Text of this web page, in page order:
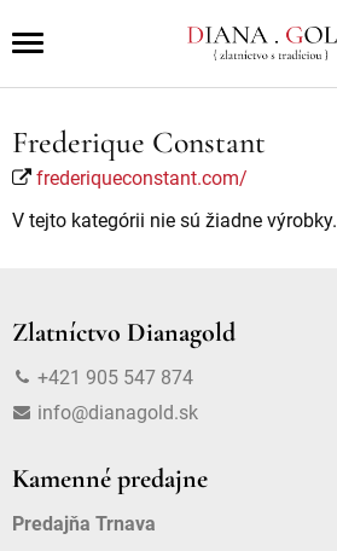
Frederique Constant
frederiqueconstant.com/
V tejto kategórii nie sú žiadne výrobky.
Zlatníctvo Dianagold
+421 905 547 874
info@dianagold.sk
Kamenné predajne
Predajňa Trnava